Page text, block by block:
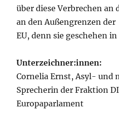
über diese Verbrechen an
an den Außengrenzen der
EU, denn sie geschehen
Unterzeichner:innen:
Cornelia Ernst, Asyl- und
Sprecherin der Fraktion
Europaparlament